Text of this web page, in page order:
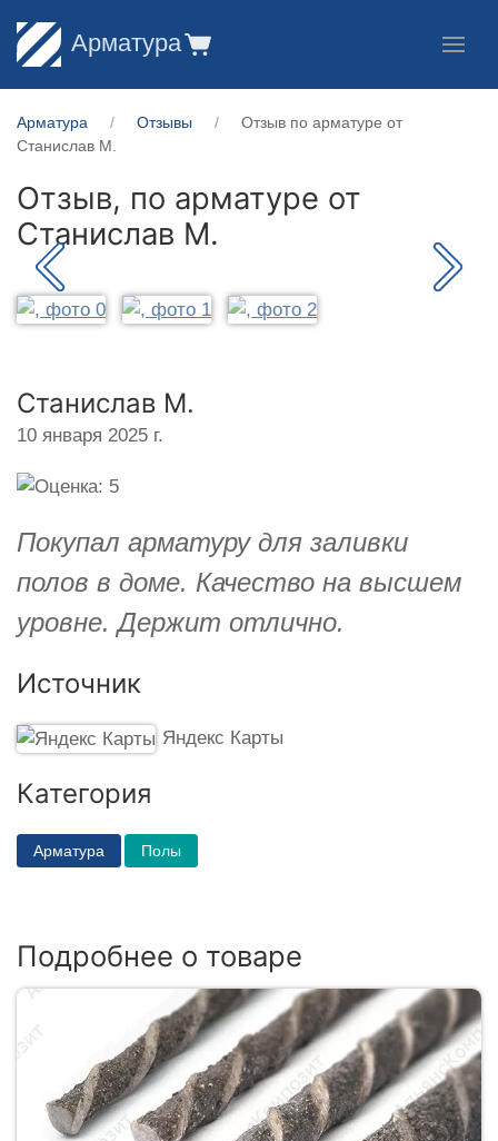
Арматура
Арматура Отзывы
Отзыв по арматуре от
Станислав М.
Отзыв, по арматуре от
Станислав М.
Станислав М.
10 января 2025 г.
Покупал арматуру для заливки
полов в доме. Качество на высшем
уровне. Держит отлично.
Источник
Яндекс Карты
Категория
Арматура Полы
Подробнее о товаре